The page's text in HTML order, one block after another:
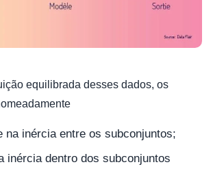
equilibrada desses dados, os
na inércia entre os subconjuntos;
inércia dentro dos subconjuntos